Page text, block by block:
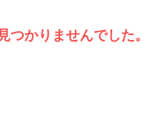
かりませんでした。